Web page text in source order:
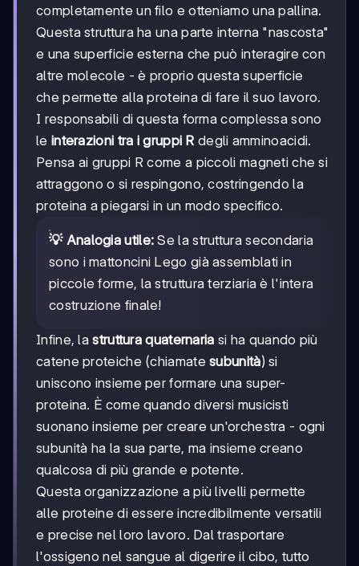
completamente un filo e otteniamo una pallina.
Questa struttura ha una parte interna "nascosta"
e una superficie esterna che può interagire con
altre molecole - è proprio questa superficie
che permette alla proteina di fare il suo lavoro.
I responsabili di questa forma complessa sono
le interazioni tra i gruppi R degli amminoacidi.
Pensa ai gruppi R come a piccoli magneti che si
attraggono o si respingono, costringendo la
proteina a piegarsi in un modo specifico.
💡 Analogia utile: Se la struttura secondaria
sono i mattoncini Lego già assemblati in
piccole forme, la struttura terziaria è l'intera
costruzione finale!
Infine, lastruttura quaternaria si ha quando più
catene proteiche (chiamatesubunità) si
uniscono insieme per formare una super-
proteina. È come quando diversi musicisti
suonano insieme per creare un'orchestra - ogni
subunità ha la sua parte, ma insieme creano
qualcosa di più grande e potente.
Questa organizzazione a più livelli permette
alle proteine di essere incredibilmente versatili
e precise nel loro lavoro. Dal trasportare
l'ossigeno nel sangue al digerire il cibo, tutto